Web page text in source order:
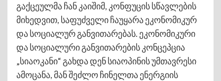
გაქცეულმა ჩან კაიშიმ, კონფუცის სწავლების
მიხედვით, საფუძველი ჩაუყარა ეკონომიკურ
და სოციალურ განვითარებას. ეკონომიკური
და სოციალური განვითარების კონცეპცია
„სიაოკანი“ გახდა დენ სიაოპინის უმთავრესი
ამოცანა, მან შეძლო ჩინელთა ენერგიის